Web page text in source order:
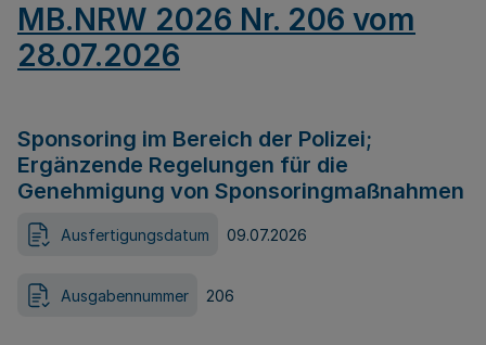
MB.NRW 2026 Nr. 206 vom
28.07.2026
Sponsoring im Bereich der Polizei;
Ergänzende Regelungen für die
Genehmigung von Sponsoringmaßnahmen
Ausfertigungsdatum 09.07.2026
Ausgabennummer 206